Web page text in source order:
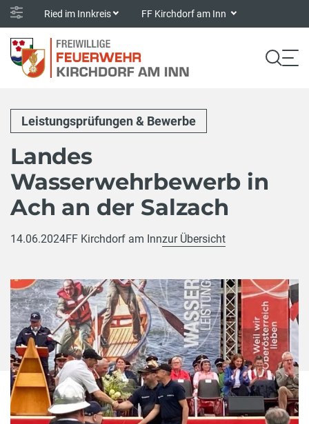
Ried im Innkreis FF Kirchdorf am Inn
Leistungsprüfungen & Bewerbe
Landes
Wasserwehrbewerb in
Ach an der Salzach
14.06.2024FF Kirchdorf am Innzur Übersicht